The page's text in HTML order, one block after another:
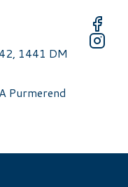
1441 DM
Purmerend